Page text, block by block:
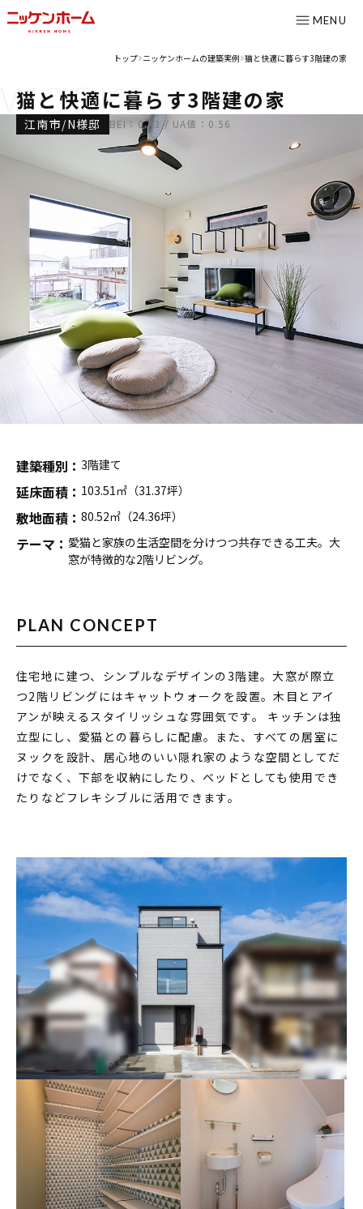
MENU
CONTENTS
コンセプト
ニッケンホームの強み
耐震/耐火性能
アフターメンテナンス
グレード紹介
こだわりのダイニング設計室
ゆとりの暮らし研究所
施工事例
家づくりの流れ
INFORMATION
お客様の声
よくあるご質問
スタッフ紹介
OBのお客様へ
求人情報
プライバシーポリシー
MODEL HOUSE
モデルハウス一覧
本社モデルハウス
今伊勢町モデルハウス 平屋
トップ ニッケンホームの建築実例
>
猫と快適に暮らす3階建の家
猫と快適に暮らす3階建の家
WORKS
江南市/N様邸 BEI：0.43 / UA値：0.56
建築種別： 3階建て
延床面積： 103.51㎡（31.37坪）
敷地面積： 80.52㎡（24.36坪）
テーマ： 愛猫と家族の生活空間を分けつつ共存できる工夫。大
窓が特徴的な2階リビング。
PLAN CONCEPT
住宅地に建つ、シンプルなデザインの3階建。大窓が際立
つ2階リビングにはキャットウォークを設置。木目とアイ
アンが映えるスタイリッシュな雰囲気です。 キッチンは独
立型にし、愛猫との暮らしに配慮。また、すべての居室に
ヌックを設計、居心地のいい隠れ家のような空間としてだ
けでなく、下部を収納にしたり、ベッドとしても使用でき
たりなどフレキシブルに活用できます。